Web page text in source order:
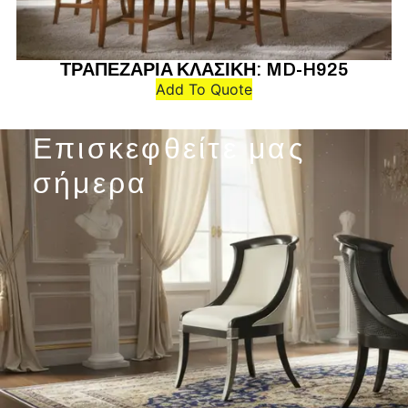
ΤΡΑΠΕΖΑΡΙΑ ΚΛΑΣΙΚΗ: MD-H925
Add To Quote
Επισκεφθείτε μας
σήμερα